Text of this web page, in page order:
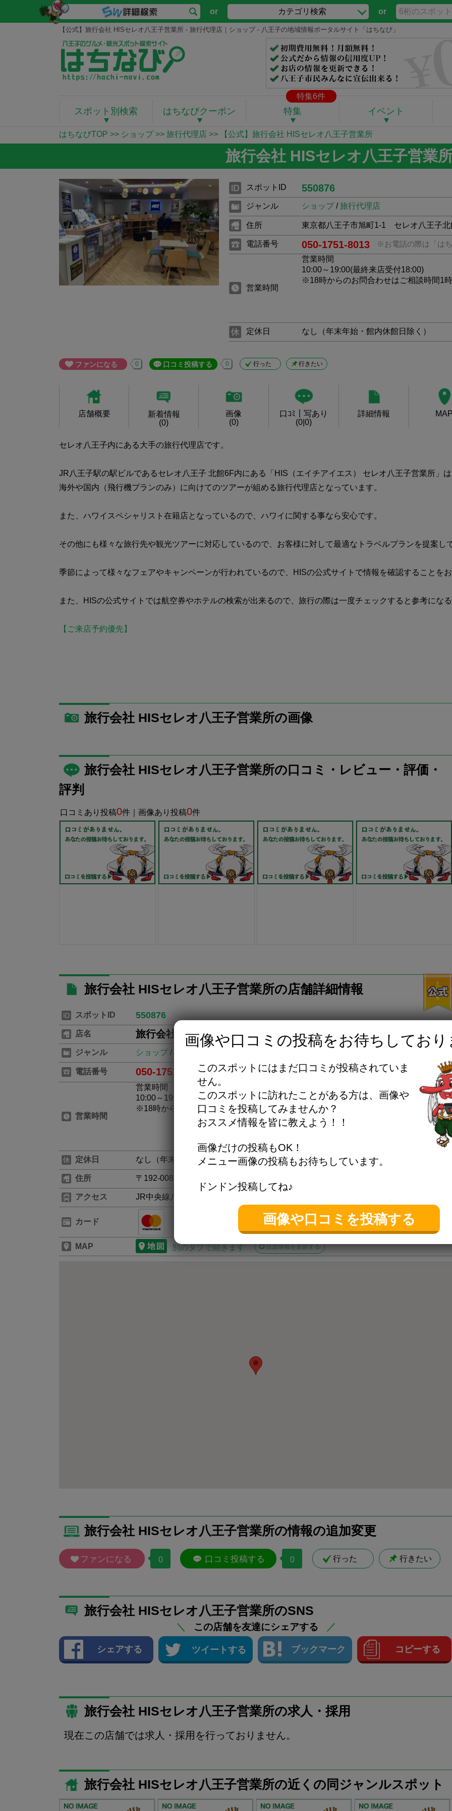
or カテゴリ検索 or
【公式】旅行会社 HISセレオ八王子営業所 - 旅行代理店｜ショップ - 八王子の地域情報ポータルサイト「はちなび」
特集6件
スポット別検索 はちなびクーポン 特集 イベント
はちなびTOP >> ショップ>> 旅行代理店 >> 【公式】旅行会社 HISセレオ八王子営業所
旅行会社 HISセレオ八王子営業
スポットID 550876
ジャンル ショップ/旅行代理店
住所 東京都八王子市旭町1-1 セレオ八王子北
電話番号 050-1751-8013 ※お電話の際は「は
営業時間
営業時間
10:00～19:00(最終来店受付18:00)
※18時からのお問合わせはご相談時間1
定休日 なし（年末年始・館内休館日除く）
ファンになる 0 口コミ投稿する 0 行った 行きたい
店舗概要
新着情報
(0)
画像
(0)
口ｺﾐ｜写あり
(0|0)
詳細情報
セレオ八王子内にある大手の旅行代理店です。
JR八王子駅の駅ビルであるセレオ八王子 北館6F内にある「HIS（エイチアイエス） セレオ八王子営業所」
海外や国内（飛行機プランのみ）に向けてのツアーが組める旅行代理店となっています。
また、ハワイスペシャリスト在籍店となっているので、ハワイに関する事なら安心です。
その他にも様々な旅行先や観光ツアーに対応しているので、お客様に対して最適なトラベルプランを提案し
季節によって様々なフェアやキャンペーンが行われているので、HISの公式サイトで情報を確認することを
また、HISの公式サイトでは航空券やホテルの検索が出来るので、旅行の際は一度チェックすると参考にな
【ご来店予約優先】
旅行会社 HISセレオ八王子営業所の画像
旅行会社 HISセレオ八王子営業所の口コミ・レビュー・評価・
評判
口コミあり投稿0件｜画像あり投稿0件
旅行会社 HISセレオ八王子営業所の店舗詳細情報
スポットID 550876
店名 旅行会社 HISセレオ八王子営業所
ジャンル ショップ /
電話番号 050-1751-8013 ※お電話の際は「はちなび」を見たと言って貰えると嬉しいです
営業時間
営業時間
10:00～19:00(最終来店受付18:00)
※18時からのお問合わせはご相談時間1時間となります。
定休日 なし（年末年始・館内休館日除く）
住所 〒192-0083 東京都八王子市旭町1-1 セレオ八王子北館6F
アクセス JR中央線八王子駅構内
カード
MAP 別のタブで開きます 位置情報を更新する
旅行会社 HISセレオ八王子営業所の情報の追加変更
ファンになる 0 口コミ投稿する 0 行った 行きたい
旅行会社 HISセレオ八王子営業所のSNS
＼ この店舗を友達にシェアする ／
シェアする ツイートする ブックマーク コピーする
旅行会社 HISセレオ八王子営業所の求人・採用
現在この店舗では求人・採用を行っておりません。
旅行会社 HISセレオ八王子営業所の近くの同ジャンルスポット
画像や口コミの投稿をお待ちしており
このスポットにはまだ口コミが投稿されていま
せん。
このスポットに訪れたことがある方は、画像や
口コミを投稿してみませんか？
おススメ情報を皆に教えよう！！
画像だけの投稿もOK！
メニュー画像の投稿もお待ちしています。
ドンドン投稿してね♪
画像や口コミを投稿する